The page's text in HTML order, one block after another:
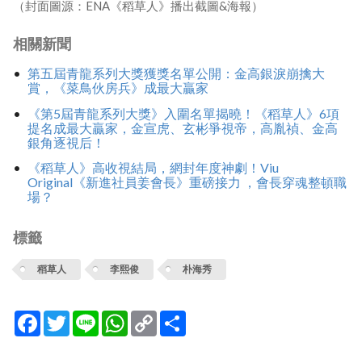
（封面圖源：ENA《稻草人》播出截圖&海報）
相關新聞
第五屆青龍系列大獎獲獎名單公開：金高銀淚崩擒大
賞，《菜鳥伙房兵》成最大贏家
《第5屆青龍系列大獎》入圍名單揭曉！《稻草人》6項
提名成最大贏家，金宣虎、玄彬爭視帝，高胤禎、金高
銀角逐視后！
《稻草人》高收視結局，網封年度神劇！Viu
Original《新進社員姜會長》重磅接力 ，會長穿魂整頓職
場？
標籤
稻草人 李熙俊 朴海秀
Facebook
TwitterLine WhatsApp
Copy
Link